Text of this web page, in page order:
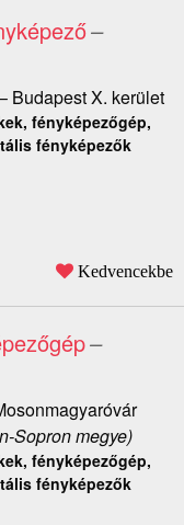
–
Budapest X. kerület
fényképezőgép,
fényképezők
Kedvencekbe
–
Sopron megye)
fényképezőgép,
fényképezők